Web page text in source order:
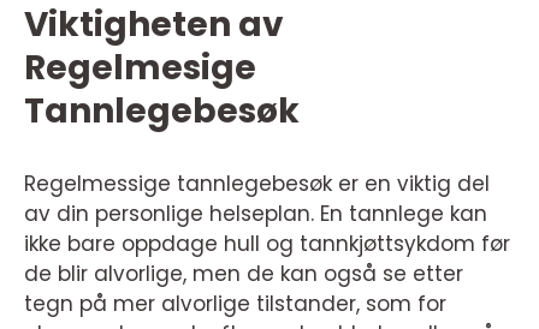
Viktigheten av
Regelmesige
Tannlegebesøk
Regelmessige tannlegebesøk er en viktig del
av din personlige helseplan. En tannlege kan
ikke bare oppdage hull og tannkjøttsykdom før
de blir alvorlige, men de kan også se etter
tegn på mer alvorlige tilstander, som for